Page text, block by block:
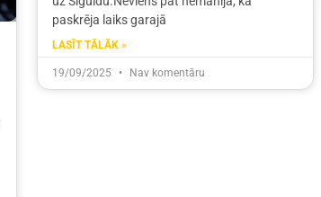
paskrēja laiks garajā
LASĪT TĀLĀK »
19/09/2025 Nav komentāru